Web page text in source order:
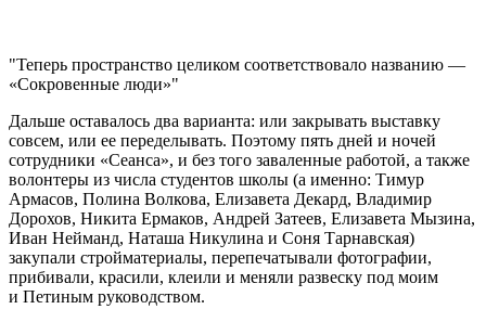
Теперь пространство целиком соответствовало названию —
«Сокровенные люди»
Дальше оставалось два варианта: или закрывать выставку
совсем, или ее переделывать. Поэтому пять дней и ночей
сотрудники «Сеанса», и без того заваленные работой, а также
волонтеры из числа студентов школы (а именно: Тимур
Армасов, Полина Волкова, Елизавета Декард, Владимир
Дорохов, Никита Ермаков, Андрей Затеев, Елизавета Мызина,
Иван Нейманд, Наташа Никулина и Соня Тарнавская)
закупали стройматериалы, перепечатывали фотографии,
прибивали, красили, клеили и меняли развеску под моим
и Петиным руководством.